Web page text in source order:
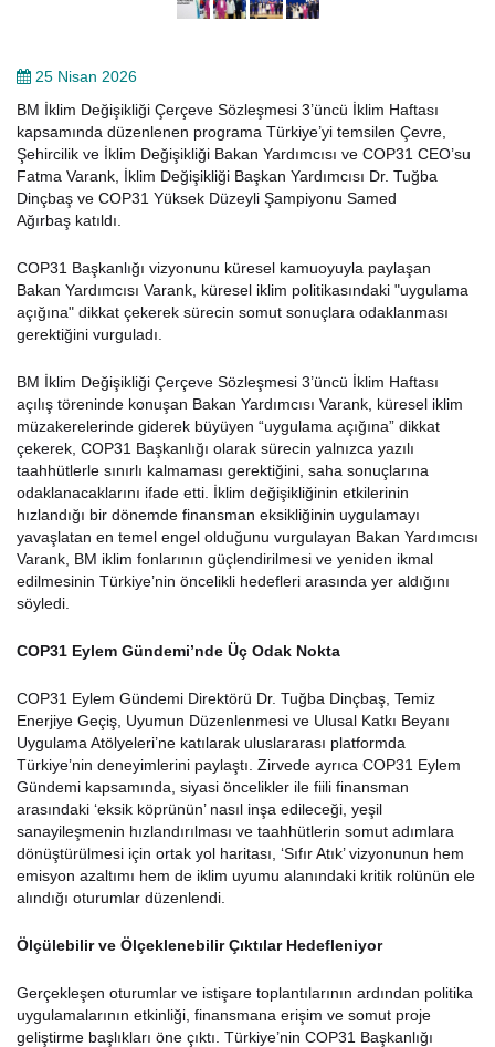
25 Nisan 2026
BM İklim Değişikliği Çerçeve Sözleşmesi 3’üncü İklim Haftası
kapsamında düzenlenen programa Türkiye’yi temsilen Çevre,
Şehircilik ve İklim Değişikliği Bakan Yardımcısı ve COP31 CEO’su
Fatma Varank, İklim Değişikliği Başkan Yardımcısı Dr. Tuğba
Dinçbaş ve COP31 Yüksek Düzeyli Şampiyonu Samed
Ağırbaş katıldı.
COP31 Başkanlığı vizyonunu küresel kamuoyuyla paylaşan
Bakan Yardımcısı Varank, küresel iklim politikasındaki "uygulama
açığına" dikkat çekerek sürecin somut sonuçlara odaklanması
gerektiğini vurguladı.
BM İklim Değişikliği Çerçeve Sözleşmesi 3’üncü İklim Haftası
açılış töreninde konuşan Bakan Yardımcısı Varank, küresel iklim
müzakerelerinde giderek büyüyen “uygulama açığına” dikkat
çekerek, COP31 Başkanlığı olarak sürecin yalnızca yazılı
taahhütlerle sınırlı kalmaması gerektiğini, saha sonuçlarına
odaklanacaklarını ifade etti. İklim değişikliğinin etkilerinin
hızlandığı bir dönemde finansman eksikliğinin uygulamayı
yavaşlatan en temel engel olduğunu vurgulayan Bakan Yardımcısı
Varank, BM iklim fonlarının güçlendirilmesi ve yeniden ikmal
edilmesinin Türkiye’nin öncelikli hedefleri arasında yer aldığını
söyledi.
COP31 Eylem Gündemi’nde Üç Odak Nokta
COP31 Eylem Gündemi Direktörü Dr. Tuğba Dinçbaş, Temiz
Enerjiye Geçiş, Uyumun Düzenlenmesi ve Ulusal Katkı Beyanı
Uygulama Atölyeleri’ne katılarak uluslararası platformda
Türkiye’nin deneyimlerini paylaştı. Zirvede ayrıca COP31 Eylem
Gündemi kapsamında, siyasi öncelikler ile fiili finansman
arasındaki ‘eksik köprünün’ nasıl inşa edileceği, yeşil
sanayileşmenin hızlandırılması ve taahhütlerin somut adımlara
dönüştürülmesi için ortak yol haritası, ‘Sıfır Atık’ vizyonunun hem
emisyon azaltımı hem de iklim uyumu alanındaki kritik rolünün ele
alındığı oturumlar düzenlendi.
Ölçülebilir ve Ölçeklenebilir Çıktılar Hedefleniyor
Gerçekleşen oturumlar ve istişare toplantılarının ardından politika
uygulamalarının etkinliği, finansmana erişim ve somut proje
geliştirme başlıkları öne çıktı. Türkiye’nin COP31 Başkanlığı